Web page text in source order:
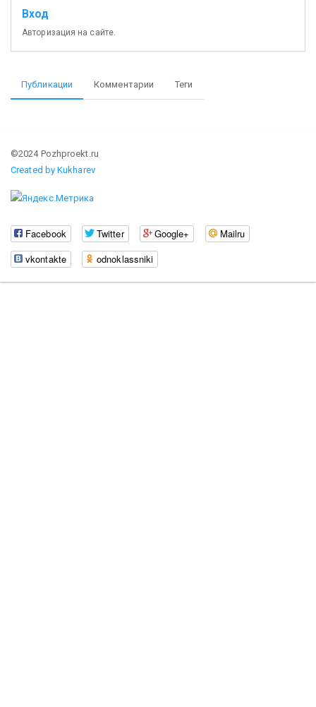
Вход
Авторизация на сайте.
Публикации Комментарии Теги
©2024 Pozhproekt.ru
Created by Kukharev
Facebook Twitter Google+
Mailru
vkontakte
odnoklassniki